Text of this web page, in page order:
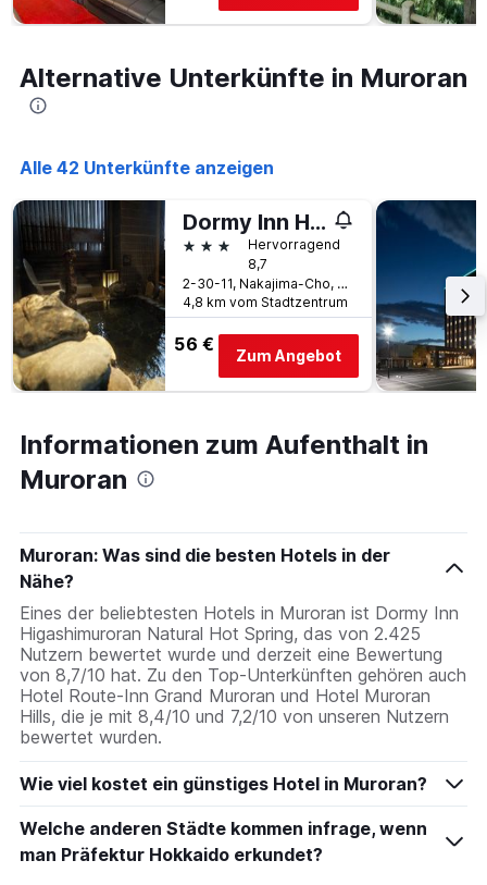
Y-
die
den
durchschnittlichen
Alternative Unterkünfte in Muroran
Alle 42 Unterkünfte anzeigen
Dormy Inn Higashimuroran Natural Hot Spring
3 SterneHervorragend
8,7
2-30-11, Nakajima-Cho, Muroran, Japan
4,8 km vom Stadtzentrum
56 €
Zum Angebot
Informationen zum Aufenthalt in
Muroran
Muroran: Was sind die besten Hotels in der
Nähe?
Eines der beliebtesten Hotels in Muroran ist Dormy Inn
Higashimuroran Natural Hot Spring, das von 2.425
Nutzern bewertet wurde und derzeit eine Bewertung
von 8,7/10 hat. Zu den Top-Unterkünften gehören auch
Hotel Route-Inn Grand Muroran und Hotel Muroran
Hills, die je mit 8,4/10 und 7,2/10 von unseren Nutzern
bewertet wurden.
Wie viel kostet ein günstiges Hotel in Muroran?
Welche anderen Städte kommen infrage, wenn
man Präfektur Hokkaido erkundet?